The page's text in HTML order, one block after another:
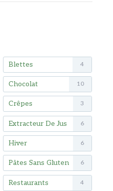
Blettes 4
Chocolat 10
Crêpes 3
Extracteur De Jus 6
Hiver 6
Pâtes Sans Gluten 6
Restaurants 4